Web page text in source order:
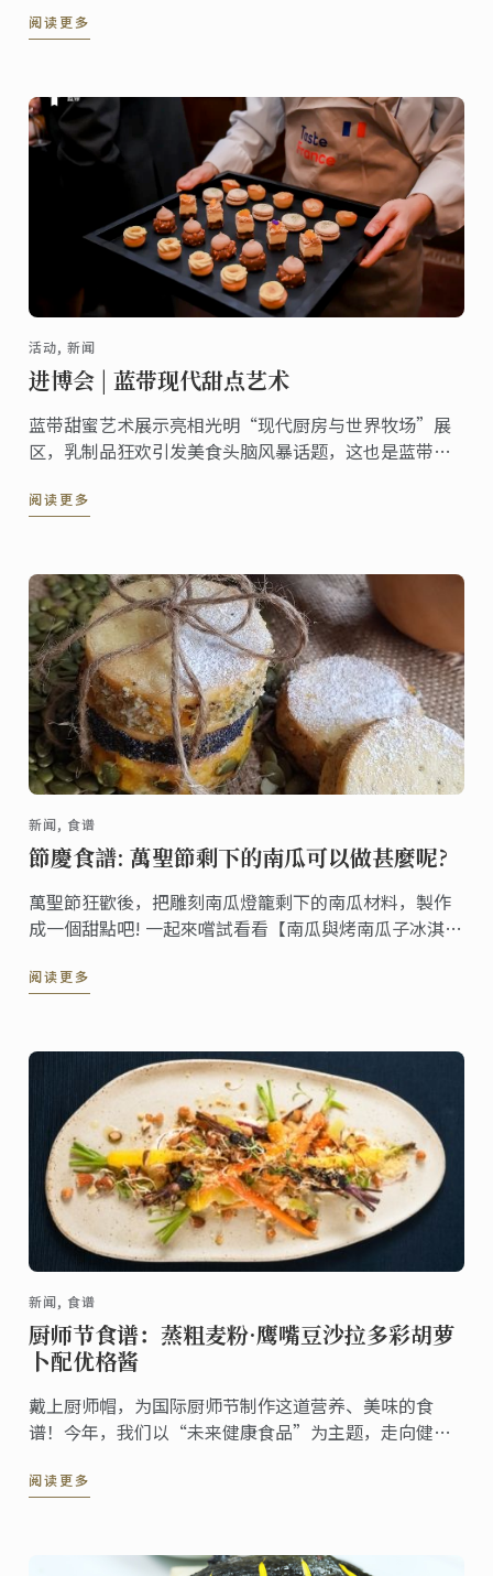
論搭配哪一種餐點都非常合適!
阅读更多
活动, 新闻
进博会 | 蓝带现代甜点艺术
蓝带甜蜜艺术展示亮相光明“现代厨房与世界牧场”展
区，乳制品狂欢引发美食头脑风暴话题，这也是蓝带连
阅读更多
新闻, 食谱
節慶食譜: 萬聖節剩下的南瓜可以做甚麼呢?
萬聖節狂歡後，把雕刻南瓜燈籠剩下的南瓜材料，製作
成一個甜點吧! 一起來嚐試看看【南瓜與烤南瓜子冰淇淋
阅读更多
新闻, 食谱
厨师节食谱：蒸粗麦粉·鹰嘴豆沙拉多彩胡萝
卜配优格酱
戴上厨师帽，为国际厨师节制作这道营养、美味的食
谱！今年，我们以“未来健康食品”为主题，走向健康
阅读更多